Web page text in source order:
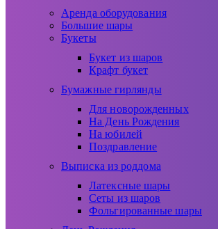
Аренда оборудования
Большие шары
Букеты
Букет из шаров
Крафт букет
Бумажные гирлянды
Для новорожденных
На День Рождения
На юбилей
Поздравление
Выписка из роддома
Латексные шары
Сеты из шаров
Фольгированные шары